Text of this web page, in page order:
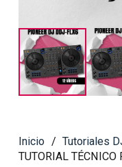
Inicio / Tutoriales
TUTORIAL